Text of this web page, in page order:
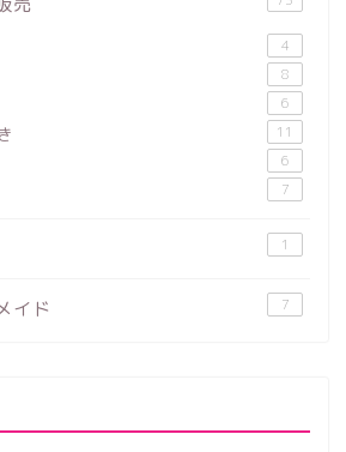
4
8
6
11
6
7
1
イド 7